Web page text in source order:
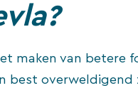
maken van betere
best overweldigend